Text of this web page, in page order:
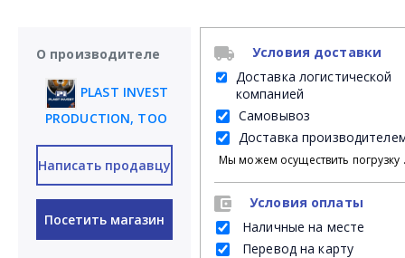
О производителе
PLAST INVEST
PRODUCTION, ТОО
Написать продавцу
Посетить магазин
Условия доставки
Доставка логистической
компанией
Самовывоз
Доставка
Мы можем осуществить погрузку
Условия оплаты
Наличные на месте
Перевод на карту